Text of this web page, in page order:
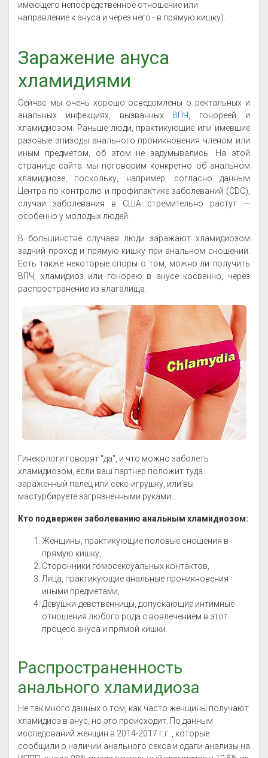
имеющего непосредственное отношение или
направление к ануса и через него - в прямую кишку).
Заражение ануса
хламидиями
Сейчас мы очень хорошо осведомлены о ректальных и
анальных инфекциях, вызванных ВПЧ , гонореей и
хламидиозом. Раньше люди, практикующие или имевшие
разовые эпизоды анального проникновения членом или
иным предметом, об этом не задумывались. На этой
странице сайта мы поговорим конкретно об анальном
хламидиозе, поскольку, например, согласно данным
Центра по контролю и профилактике заболеваний (CDC),
случаи заболевания в США стремительно растут —
особенно у молодых людей.
В большинстве случаев люди заражают хламидиозом
задний проход и прямую кишку при анальном сношении.
Есть также некоторые споры о том, можно ли получить
ВПЧ, хламидиоз или гонорею в анусе косвенно, через
распространение из влагалища.
Гинекологи говорят "да", и что можно заболеть
хламидиозом, если ваш партнер положит туда
зараженный палец или секс-игрушку, или вы
мастурбируете загрязненными руками...
Кто подвержен заболеванию анальным хламидиозом:
Женщины, практикующие половые сношения в
прямую кишку,
Сторонники гомосексуальных контактов,
Лица, практикующие анальные проникновения
иными предметами,
Девушки-девственницы, допускающие интимные
отношения любого рода с вовлечением в этот
процесс ануса и прямой кишки.
Распространенность
анального хламидиоза
Не так много данных о том, как часто женщины получают
хламидиоз в анус, но это происходит. По данным
исследований женщин в 2014-2017 г.г. , которые
сообщили о наличии анального секса и сдали анализы на